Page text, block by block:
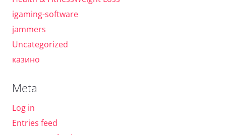
igaming-software
jammers
Uncategorized
казино
Meta
Log in
Entries feed